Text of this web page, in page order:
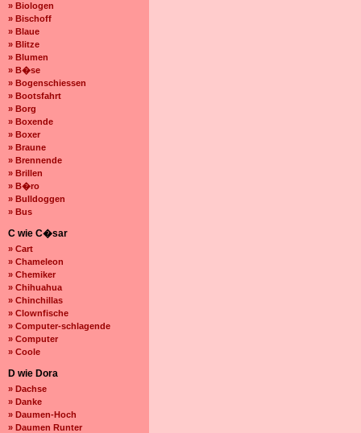
» Biologen
» Bischoff
» Blaue
» Blitze
» Blumen
» B�se
» Bogenschiessen
» Bootsfahrt
» Borg
» Boxende
» Boxer
» Braune
» Brennende
» Brillen
» B�ro
» Bulldoggen
» Bus
C wie C�sar
» Cart
» Chameleon
» Chemiker
» Chihuahua
» Chinchillas
» Clownfische
» Computer-schlagende
» Computer
» Coole
D wie Dora
» Dachse
» Danke
» Daumen-Hoch
» Daumen Runter